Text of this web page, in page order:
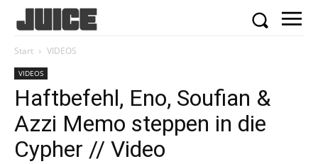
Start VIDEOS
VIDEOS
Haftbefehl, Eno, Soufian &
Azzi Memo steppen in die
Cypher // Video